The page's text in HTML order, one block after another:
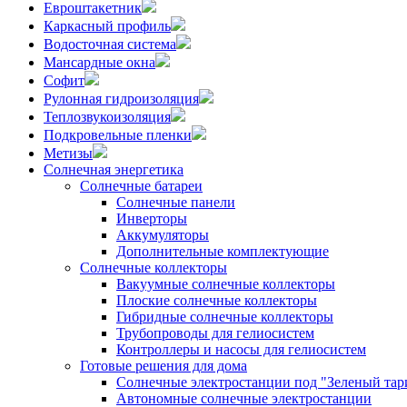
Евроштакетник
Каркасный профиль
Водосточная система
Мансардные окна
Софит
Рулонная гидроизоляция
Теплозвукоизоляция
Подкровельные пленки
Метизы
Солнечная энергетика
Солнечные батареи
Солнечные панели
Инверторы
Аккумуляторы
Дополнительные комплектующие
Солнечные коллекторы
Вакуумные солнечные коллекторы
Плоские солнечные коллекторы
Гибридные солнечные коллекторы
Трубопроводы для гелиосистем
Контроллеры и насосы для гелиосистем
Готовые решения для дома
Солнечные электростанции под "Зеленый
Автономные солнечные электростанции